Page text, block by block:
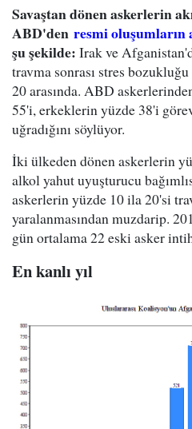
Savaştan dönen askerlerin
ABD'den resmi oluşumların
şu şekilde: Irak ve
travma sonrası stres
20 arasında. ABD
55'i, erkeklerin yüzde 38'i
uğradığını söylüyor.
İki ülkeden dönen askerlerin
alkol yahut uyuşturucu
askerlerin yüzde 10 ila 20'si
yaralanmasından muzdarip.
gün ortalama 22 eski asker
En kanlı yıl